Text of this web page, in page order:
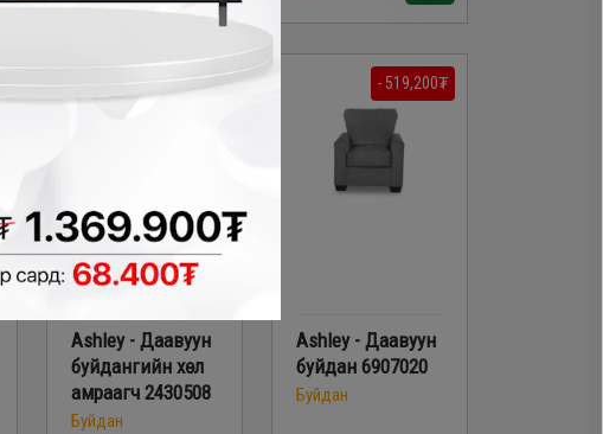
- 419,300₮
Ashley - Даавуун
буйдангийн хөл
амраагч 2430508
Буйдан
- 519,200₮
Ashley - Даавуун
буйдан 6907020
Буйдан